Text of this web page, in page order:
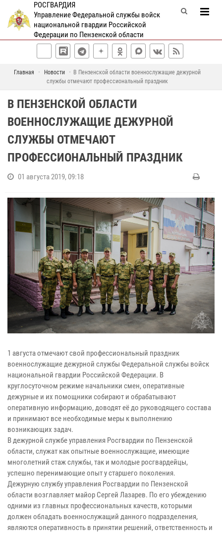
РОСГВАРДИЯ
Управление Федеральной службы войск
национальной гвардии Российской
Федерации по Пензенской области
Главная Новости
В Пензенской области военнослужащие дежурной
службы отмечают профессиональный праздник
В ПЕНЗЕНСКОЙ ОБЛАСТИ
ВОЕННОСЛУЖАЩИЕ ДЕЖУРНОЙ
СЛУЖБЫ ОТМЕЧАЮТ
ПРОФЕССИОНАЛЬНЫЙ ПРАЗДНИК
01 августа 2019, 09:18
1 августа отмечают свой профессиональный праздник
военнослужащие дежурной службы Федеральной службы войск
национальной гвардии Российской Федерации. В
круглосуточном режиме начальники смен, оперативные
дежурные и их помощники собирают и обрабатывают
оперативную информацию, доводят её до руководящего состава
и принимают все необходимые меры к выполнению
возникающих задач.
В дежурной службе управления Росгвардии по Пензенской
области, служат как опытные военнослужащие, имеющие
многолетний стаж службы, так и молодые росгвардейцы,
успешно перенимающие опыт у старшего поколения.
Дежурную службу управления Росгвардии по Пензенской
области возглавляет майор Сергей Лазарев. По его убеждению
одними из главных профессиональных качеств, которыми
должен обладать военнослужащий данного подразделения,
являются оперативность в принятии решений, ответственность и